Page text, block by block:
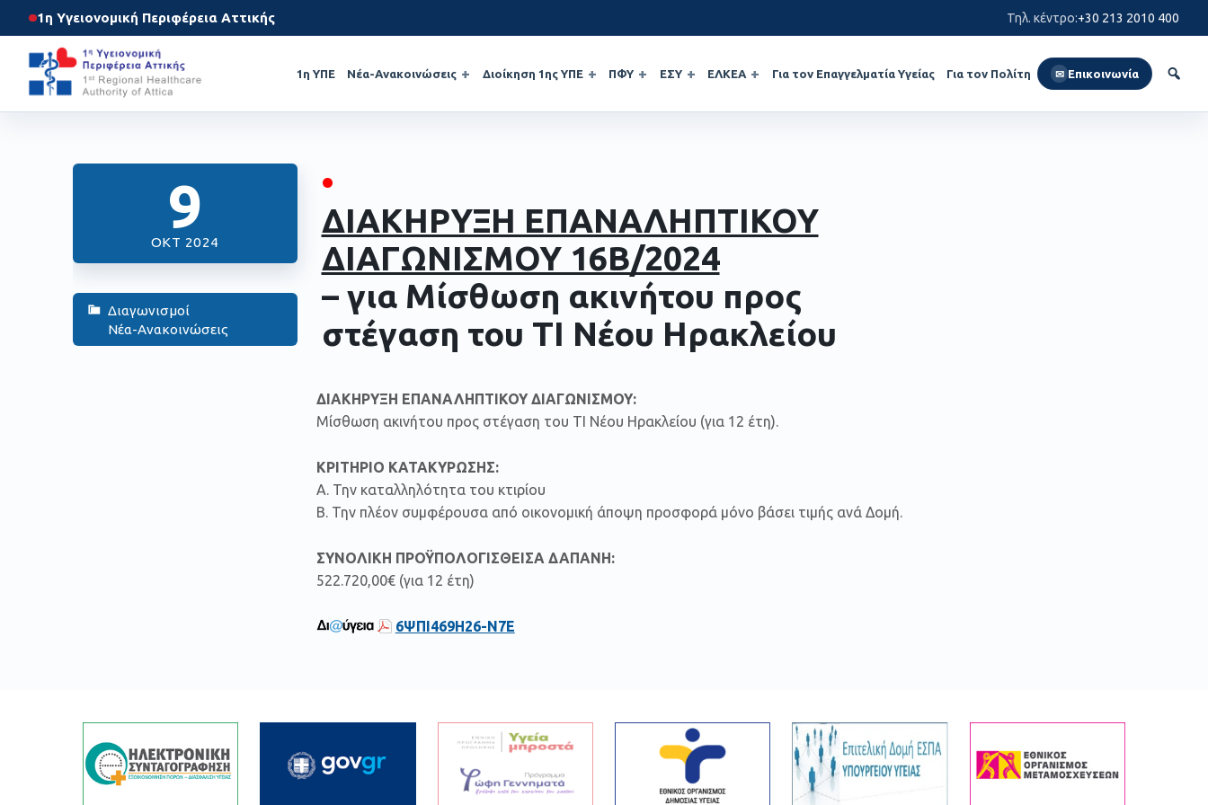
1η Υγειονομική Περιφέρεια Αττικής Τηλ. κέντρο:+30 213 2010 400
1η ΥΠΕ Νέα-Ανακοινώσεις Διοίκηση 1ης ΥΠΕ ΠΦΥ ΕΣΥ ΕΛΚΕΑ Για τον Επαγγελματία Υγείας Για τον Πολίτη ✉ Επικοινωνία
9
ΟΚΤ 2024
Διαγωνισμοί
Νέα-Ανακοινώσεις
•
ΔΙΑΚΗΡΥΞΗ ΕΠΑΝΑΛΗΠΤΙΚΟΥ
ΔΙΑΓΩΝΙΣΜΟΥ 16Β/2024
– για Μίσθωση ακινήτου προς
στέγαση του ΤΙ Νέου Ηρακλείου
ΔΙΑΚΗΡΥΞΗ ΕΠΑΝΑΛΗΠΤΙΚΟΥ ΔΙΑΓΩΝΙΣΜΟΥ:
Μίσθωση ακινήτου προς στέγαση του ΤΙ Νέου Ηρακλείου (για 12 έτη).
ΚΡΙΤΗΡΙΟ ΚΑΤΑΚΥΡΩΣΗΣ:
Α. Την καταλληλότητα του κτιρίου
Β. Την πλέον συμφέρουσα από οικονομική άποψη προσφορά μόνο βάσει τιμής ανά Δομή.
ΣΥΝΟΛΙΚΗ ΠΡΟΫΠΟΛΟΓΙΣΘΕΙΣΑ ΔΑΠΑΝΗ:
522.720,00€ (για 12 έτη)
6ΨΠΙ469Η26-Ν7Ε